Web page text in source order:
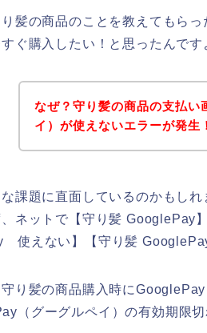
髪の商品のことを教えてもら
ぐ購入したい！と思ったんです
なぜ？守り髪の商品の支払
イ）が使えないエラーが発生
課題に直面しているのかもし
、ネットで【守り髪
使えない】【守り髪
り髪の商品購入時に
（グーグルペイ）の有効期限